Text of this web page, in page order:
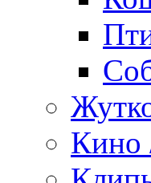
Кино